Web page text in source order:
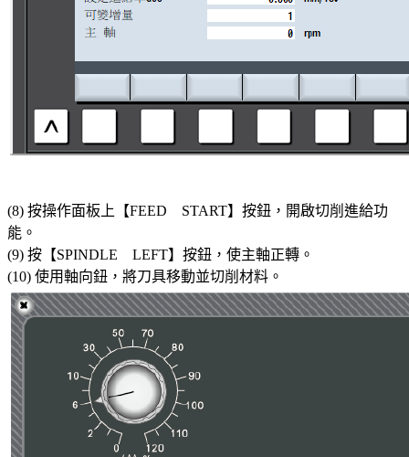
(8) 按操作面板上【FEED START】按鈕，開啟切削進給功
能。
(9) 按【SPINDLE LEFT】按鈕，使主軸正轉。
(10) 使用軸向鈕，將刀具移動並切削材料。